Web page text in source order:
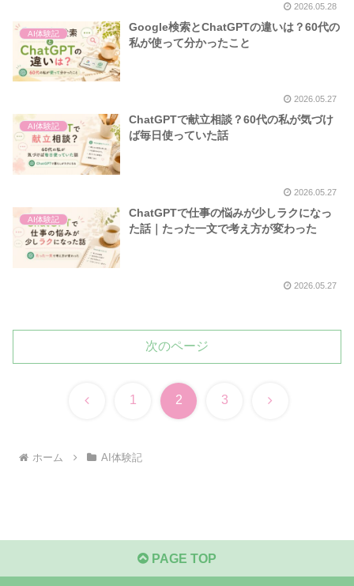
2026.05.28
AI体験記
Google検索とChatGPTの違いは？60代の
私が使って分かったこと
2026.05.27
AI体験記
ChatGPTで献立相談？60代の私が気づけ
ば毎日使っていた話
2026.05.27
AI体験記
ChatGPTで仕事の悩みが少しラクになっ
た話｜たった一文で考え方が変わった
2026.05.27
次のページ
前 1 2 3 次
ホーム AI体験記
PAGE TOP